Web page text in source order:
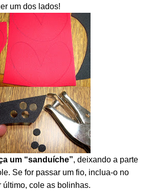
um dos lados!
um “sanduíche”, deixando a parte
Se for passar um fio, inclua-o no
último, cole as bolinhas.